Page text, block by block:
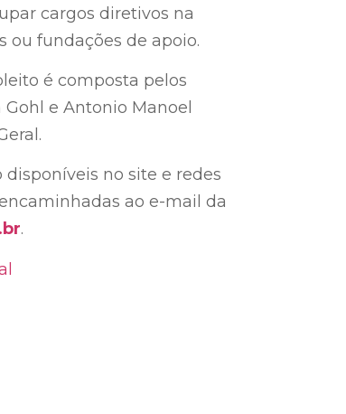
cargos diretivos na
ou fundações de apoio.
é composta pelos
e Antonio Manoel
no site e redes
ao e-mail da
.